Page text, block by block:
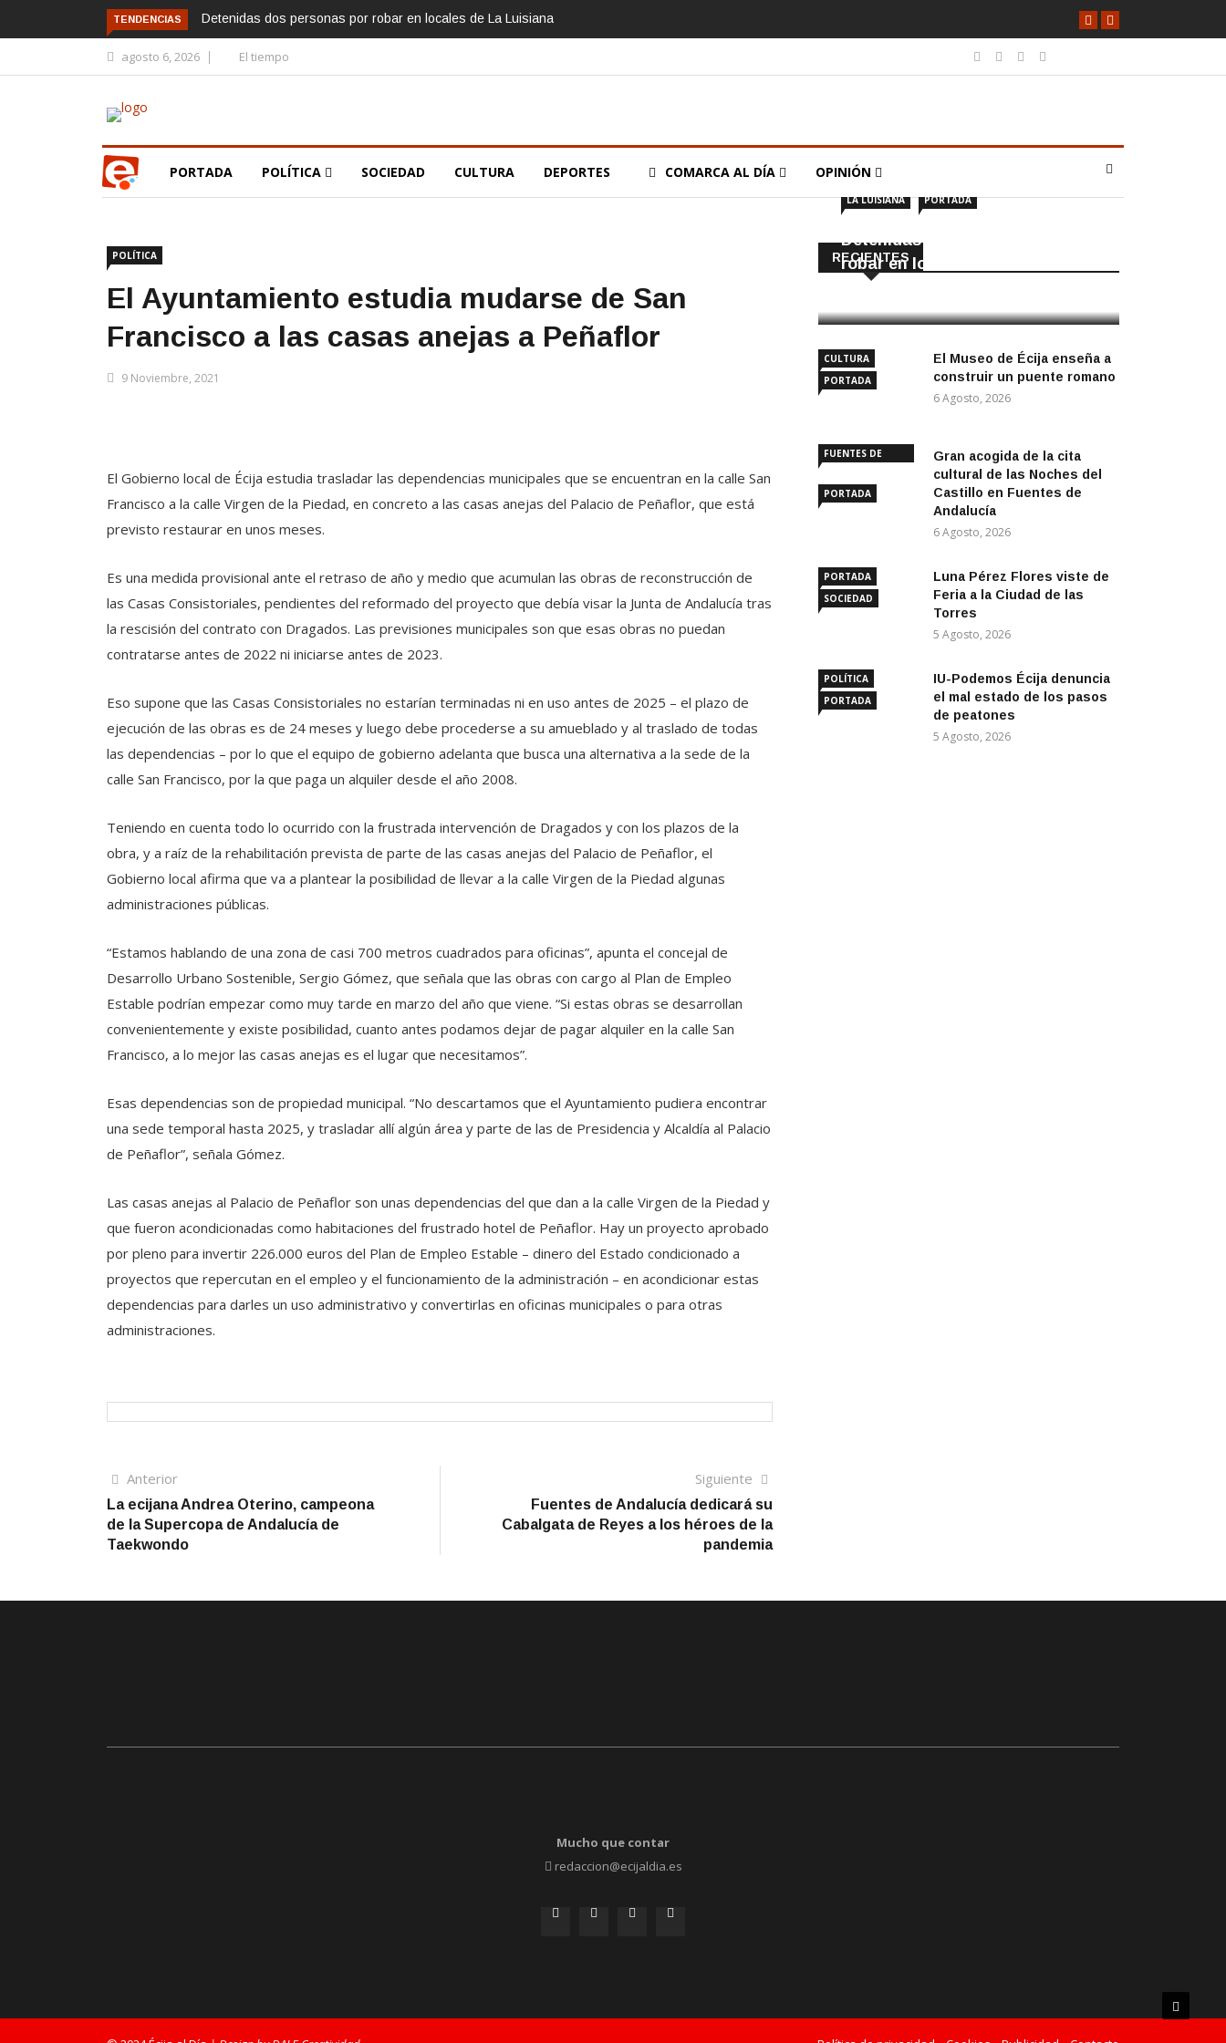
TENDENCIAS Detenidas dos personas por robar en locales de La Luisiana
agosto 6, 2026 El tiempo
PORTADA POLÍTICA SOCIEDAD CULTURA DEPORTES COMARCA AL DÍA OPINIÓN
POLÍTICA
El Ayuntamiento estudia mudarse de San
Francisco a las casas anejas a Peñaflor
9 Noviembre, 2021
El Gobierno local de Écija estudia trasladar las dependencias municipales que se encuentran en la calle San
Francisco a la calle Virgen de la Piedad, en concreto a las casas anejas del Palacio de Peñaflor, que está
previsto restaurar en unos meses.
Es una medida provisional ante el retraso de año y medio que acumulan las obras de reconstrucción de
las Casas Consistoriales, pendientes del reformado del proyecto que debía visar la Junta de Andalucía tras
la rescisión del contrato con Dragados. Las previsiones municipales son que esas obras no puedan
contratarse antes de 2022 ni iniciarse antes de 2023.
Eso supone que las Casas Consistoriales no estarían terminadas ni en uso antes de 2025 – el plazo de
ejecución de las obras es de 24 meses y luego debe procederse a su amueblado y al traslado de todas
las dependencias – por lo que el equipo de gobierno adelanta que busca una alternativa a la sede de la
calle San Francisco, por la que paga un alquiler desde el año 2008.
Teniendo en cuenta todo lo ocurrido con la frustrada intervención de Dragados y con los plazos de la
obra, y a raíz de la rehabilitación prevista de parte de las casas anejas del Palacio de Peñaflor, el
Gobierno local afirma que va a plantear la posibilidad de llevar a la calle Virgen de la Piedad algunas
administraciones públicas.
“Estamos hablando de una zona de casi 700 metros cuadrados para oficinas”, apunta el concejal de
Desarrollo Urbano Sostenible, Sergio Gómez, que señala que las obras con cargo al Plan de Empleo
Estable podrían empezar como muy tarde en marzo del año que viene. “Si estas obras se desarrollan
convenientemente y existe posibilidad, cuanto antes podamos dejar de pagar alquiler en la calle San
Francisco, a lo mejor las casas anejas es el lugar que necesitamos”.
Esas dependencias son de propiedad municipal. “No descartamos que el Ayuntamiento pudiera encontrar
una sede temporal hasta 2025, y trasladar allí algún área y parte de las de Presidencia y Alcaldía al Palacio
de Peñaflor”, señala Gómez.
Las casas anejas al Palacio de Peñaflor son unas dependencias del que dan a la calle Virgen de la Piedad y
que fueron acondicionadas como habitaciones del frustrado hotel de Peñaflor. Hay un proyecto aprobado
por pleno para invertir 226.000 euros del Plan de Empleo Estable – dinero del Estado condicionado a
proyectos que repercutan en el empleo y el funcionamiento de la administración – en acondicionar estas
dependencias para darles un uso administrativo y convertirlas en oficinas municipales o para otras
administraciones.
Navegación
de
entradas
AnteriorArtículo
anterior
La ecijana Andrea Oterino, campeona
de la Supercopa de Andalucía de
Taekwondo
Siguiente
Fuentes de Andalucía dedicará su
Cabalgata de Reyes a los héroes de la
pandemia
RECIENTES
LA LUISIANA PORTADA
Detenidas dos personas por
robar en locales de La Luisiana
CULTURA
PORTADA
El Museo de Écija enseña a
construir un puente romano
6 Agosto, 2026
FUENTES DE
PORTADA
Gran acogida de la cita
cultural de las Noches del
Castillo en Fuentes de
Andalucía
6 Agosto, 2026
PORTADA
SOCIEDAD
Luna Pérez Flores viste de
Feria a la Ciudad de las
Torres
5 Agosto, 2026
POLÍTICA
PORTADA
IU-Podemos Écija denuncia
el mal estado de los pasos
de peatones
5 Agosto, 2026
Mucho que contar
redaccion@ecijaldia.es